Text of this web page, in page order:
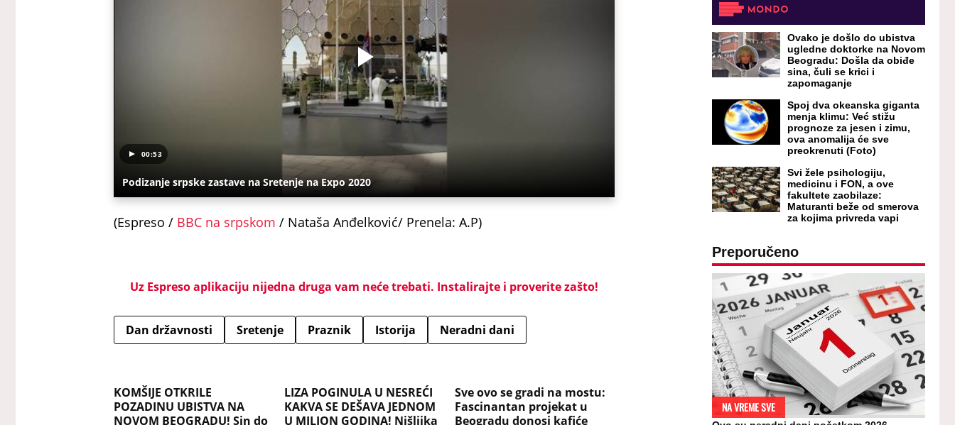
00:53
Podizanje srpske zastave na Sretenje na Expo 2020
(Espreso / BBC na srpskom / Nataša Anđelković/ Prenela: A.P)
Uz Espreso aplikaciju nijedna druga vam neće trebati. Instalirajte i proverite zašto!
Dan državnosti Sretenje Praznik Istorija Neradni dani
KOMŠIJE OTKRILE
POZADINU UBISTVA NA
NOVOM BEOGRADU! Sin do
LIZA POGINULA U NESREĆI
KAKVA SE DEŠAVA JEDNOM
U MILION GODINA! Nišlijka
Sve ovo se gradi na mostu:
Fascinantan projekat u
Beogradu donosi kafiće
Ovako je došlo do ubistva
ugledne doktorke na Novom
Beogradu: Došla da obiđe
sina, čuli se krici i
zapomaganje
Spoj dva okeanska giganta
menja klimu: Već stižu
prognoze za jesen i zimu,
ova anomalija će sve
preokrenuti (Foto)
Svi žele psihologiju,
medicinu i FON, a ove
fakultete zaobilaze:
Maturanti beže od smerova
za kojima privreda vapi
Preporučeno
NA VREME SVE